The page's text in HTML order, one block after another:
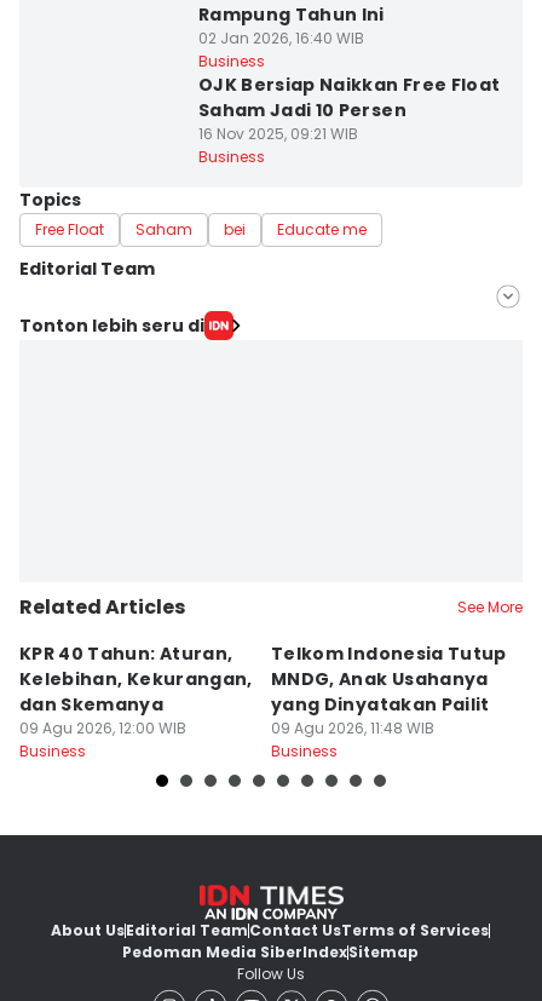
Rampung Tahun Ini
02 Jan 2026, 16:40 WIB
Business
OJK Bersiap Naikkan Free Float
Saham Jadi 10 Persen
16 Nov 2025, 09:21 WIB
Business
Topics
Free Float Saham bei Educate me
Editorial Team
Editor
Tonton lebih seru di
Related Articles See More
KPR 40 Tahun: Aturan,
Kelebihan, Kekurangan,
dan Skemanya
09 Agu 2026, 12:00 WIB
Business
Telkom Indonesia Tutup
MNDG, Anak Usahanya
yang Dinyatakan Pailit
09 Agu 2026, 11:48 WIB
Business
About UsEditorial TeamContact UsTerms of Services
Pedoman Media SiberIndexSitemap
Follow Us